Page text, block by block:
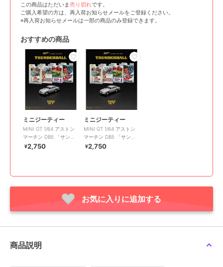
この商品はただいま売り切れです。
ご購入希望の方は、再入荷お知らせメールをご登録ください。
※再入荷お知らせメールは一部の商品のみ登録できます。
おすすめの商品
ミニジーティー
MINI GT 1/64 アストン
マーチン DB5 「サンダ
ーボール作戦」スペイン
¥2,750
ミニジーティー
MINI GT 1/64 アストン
マーチン DB5 「サンダ
ーボール作戦」フランス
¥2,750
お気に入りに追加する
商品説明